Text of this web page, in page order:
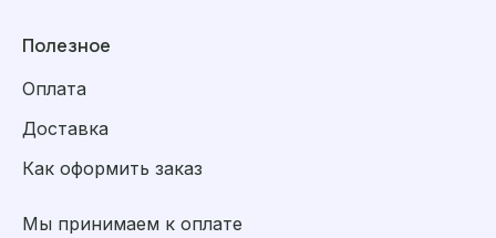
Полезное
Оплата
Доставка
Как оформить заказ
Мы принимаем к оплате